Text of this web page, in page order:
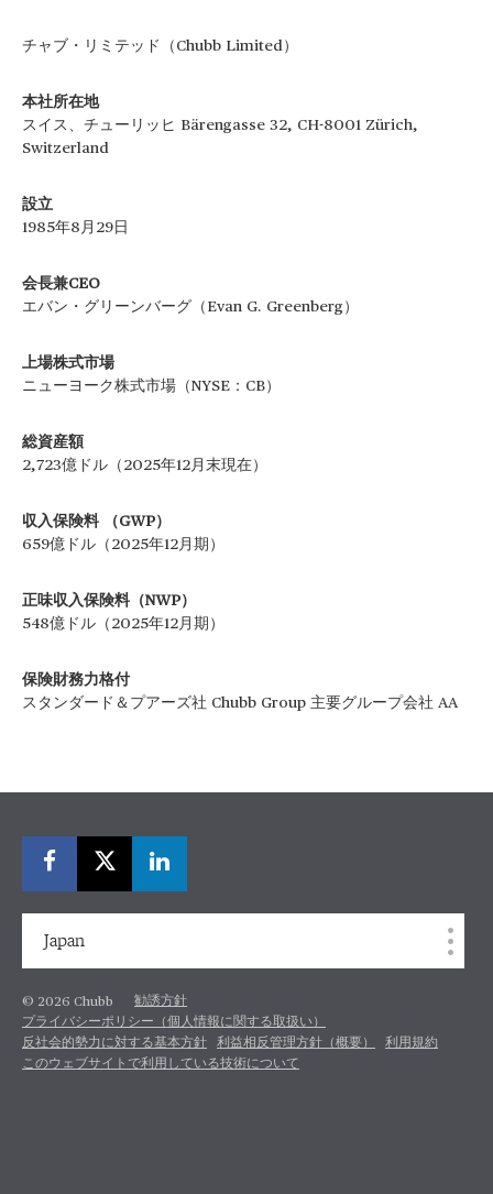
チャブ・リミテッド（Chubb Limited）
本社所在地
スイス、チューリッヒ Bärengasse 32, CH-8001 Zürich,
Switzerland
設立
1985年8月29日
会長兼CEO
エバン・グリーンバーグ（Evan G. Greenberg）
上場株式市場
ニューヨーク株式市場（NYSE：CB）
総資産額
2,723億ドル（2025年12月末現在）
収入保険料 （GWP）
659億ドル（2025年12月期）
正味収入保険料（NWP）
548億ドル（2025年12月期）
保険財務力格付
スタンダード＆プアーズ社 Chubb Group 主要グループ会社 AA
Japan
© 2026 Chubb
勧誘方針
プライバシーポリシー（個人情報に関する取扱い）
反社会的勢力に対する基本方針
利益相反管理方針（概要）
利用規約
このウェブサイトで利用している技術について